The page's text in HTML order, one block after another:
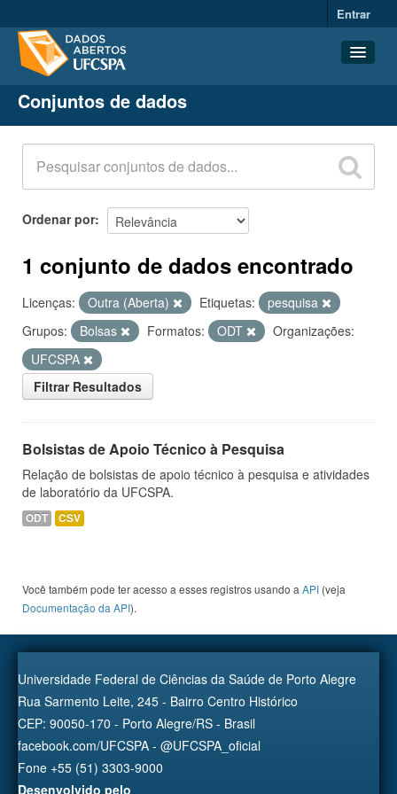
Entrar
Conjuntos de dados
Organizações
Grupos
Sobre
Conjuntos de dados
Ordenar por
1 conjunto de dados encontrado
Licenças: Outra (Aberta) Etiquetas:
pesquisa
Grupos:
Bolsas Formatos: ODT
Organizações:
UFCSPA
Filtrar Resultados
Bolsistas de Apoio Técnico à Pesquisa
Relação de bolsistas de apoio técnico à pesquisa e atividades
de laboratório da UFCSPA.
ODT CSV
Você também pode ter acesso a esses registros usando a API (veja
Documentação da API).
Universidade Federal de Ciências da Saúde de Porto Alegre
Rua Sarmento Leite, 245 - Bairro Centro Histórico
CEP: 90050-170 - Porto Alegre/RS - Brasil
facebook.com/UFCSPA - @UFCSPA_oficial
Fone +55 (51) 3303-9000
Desenvolvido pelo